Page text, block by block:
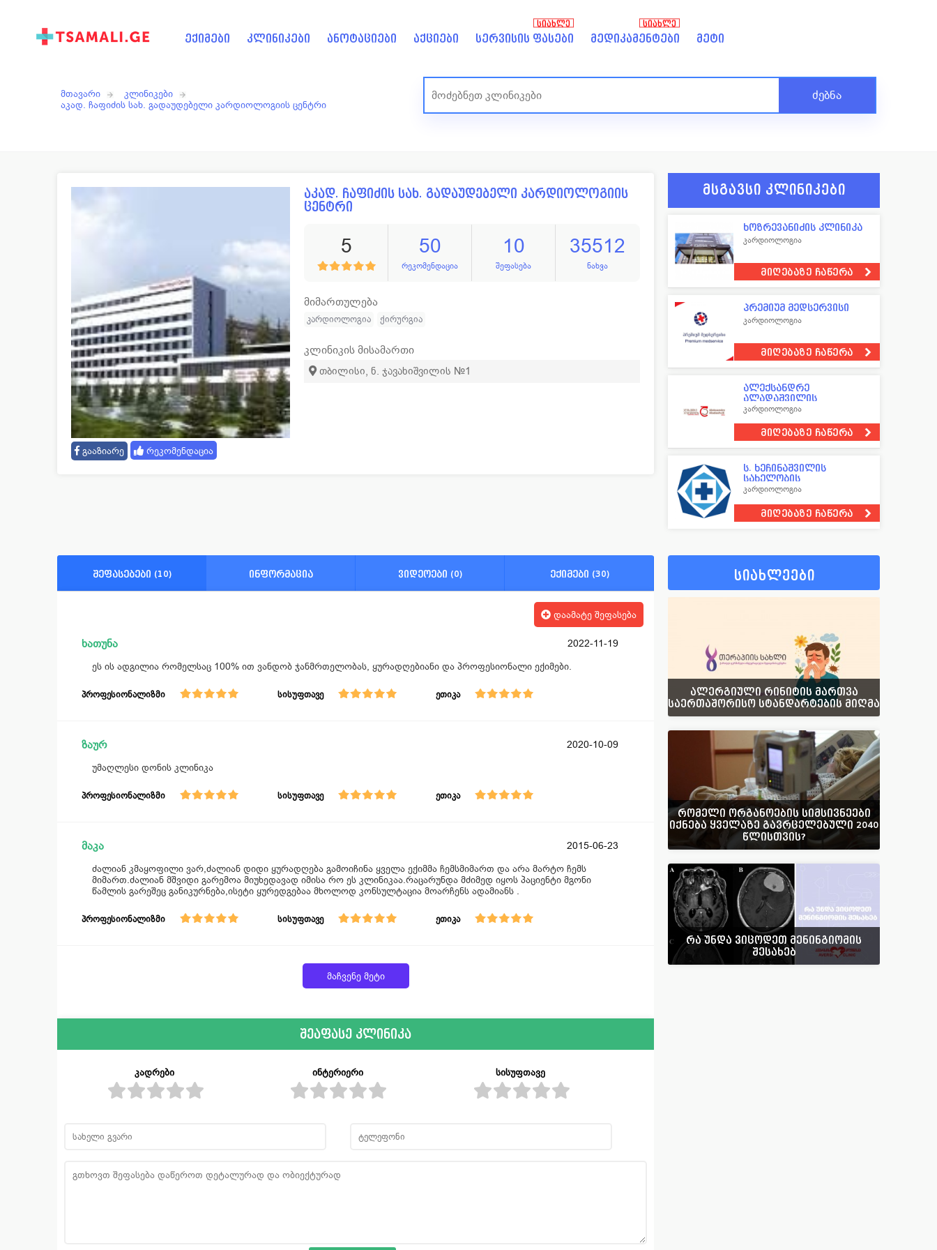
ექიმები კლინიკები ანოტაციები აქციები სერვისის ფასები
ᲡᲘᲐᲮᲚᲔ
მედიკამენტები
ᲡᲘᲐᲮᲚᲔ
მეტი
მთავარი
კლინიკები
აკად. ჩაფიძის სახ. გადაუდებელი კარდიოლოგიის ცენტრი
ძებნა
გააზიარე რეკომენდაცია
აკად. ჩაფიძის სახ. გადაუდებელი კარდიოლოგიის
ცენტრი
5 50
რეკომენდაცია
10
შეფასება
35512
ნახვა
მიმართულება
კარდიოლოგია ქირურგია
კლინიკის მისამართი
თბილისი, ნ. ჯავახიშვილის №1
მსგავსი კლინიკები
ხოზრევანიძის კლინიკა
კარდიოლოგია
მიღებაზე ჩაწერა
პრემიუმ მედსერვისი
კარდიოლოგია
მიღებაზე ჩაწერა
ალექსანდრე
ალადაშვილის
სახელობის კლინიკა
კარდიოლოგია
მიღებაზე ჩაწერა
ს. ხეჩინაშვილის
სახელობის
საუნივერსიტეტო
კარდიოლოგია
მიღებაზე ჩაწერა
შეფასებები (10) ინფორმაცია ვიდეოები (0) ექიმები (30)
დაამატე შეფასება
ხათუნა 2022-11-19
ეს ის ადგილია რომელსაც 100% ით ვანდობ ჯანმრთელობას, ყურადღებიანი და პროფესიონალი ექიმები.
პროფესიონალიზმი სისუფთავე ეთიკა
ზაურ 2020-10-09
უმაღლესი დონის კლინიკა
პროფესიონალიზმი სისუფთავე ეთიკა
მაკა 2015-06-23
ძალიან კმაყოფილი ვარ,ძალიან დიდი ყურადღება გამოიჩინა ყველა ექიმმა ჩემსმიმართ და არა მარტო ჩემს
მიმართ.ძალიან მშვიდი გარემოა მიუხედავად იმისა რო ეს კლინიკაა.რაცარუნდა მძიმედ იყოს პაციენტი მგონი
წამლის გარეშეც განიკურნება,ისეტი ყურედგებაა მხოლოდ კონსულტაცია მოარჩენს ადამიანს .
პროფესიონალიზმი სისუფთავე ეთიკა
მაჩვენე მეტი
შეაფასე კლინიკა
კადრები ინტერიერი სისუფთავე
სიახლეები
ალერგიული რინიტის მართვა
საერთაშორისო სტანდარტების მიღმა
რომელი ორგანოების სიმსივნეები
იქნება ყველაზე გავრცელებული 2040
წლისთვის?
რა უნდა ვიცოდეთ მენინგიომის
შესახებ